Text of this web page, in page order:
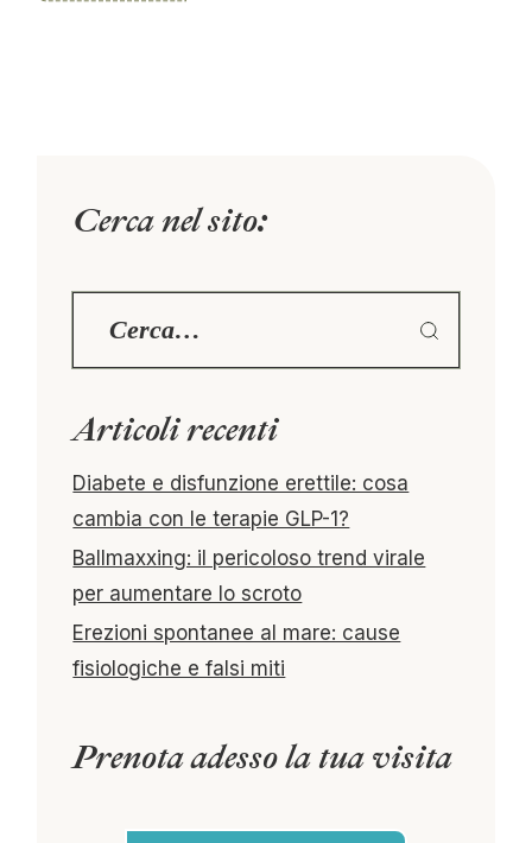
Cerca nel sito:
Articoli recenti
Diabete e disfunzione erettile: cosa
cambia con le terapie GLP-1?
Ballmaxxing: il pericoloso trend virale
per aumentare lo scroto
Erezioni spontanee al mare: cause
fisiologiche e falsi miti
Prenota adesso la tua visita